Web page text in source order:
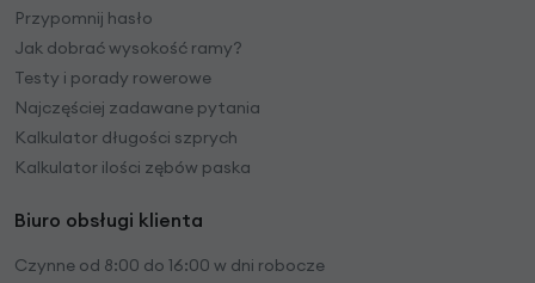
Przypomnij hasło
Jak dobrać wysokość ramy?
Testy i porady rowerowe
Najczęściej zadawane pytania
Kalkulator długości szprych
Kalkulator ilości zębów paska
Biuro obsługi klienta
Czynne od 8:00 do 16:00 w dni robocze